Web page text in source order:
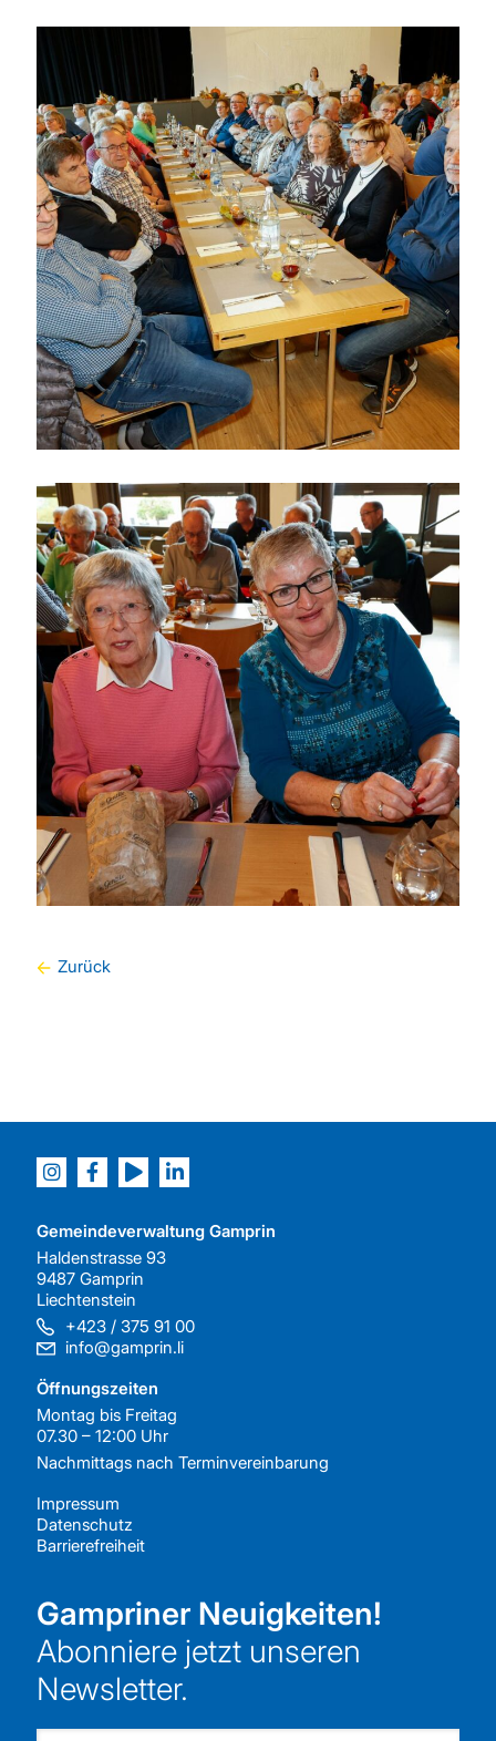
Zurück
Gemeindeverwaltung Gamprin
Haldenstrasse 93
9487 Gamprin
Liechtenstein
+423 / 375 91 00
info@gamprin.li
Öffnungszeiten
Montag bis Freitag
07.30 – 12:00 Uhr
Nachmittags nach Terminvereinbarung
Impressum
Datenschutz
Barrierefreiheit
Gampriner Neuigkeiten!
Abonniere jetzt unseren
Newsletter.